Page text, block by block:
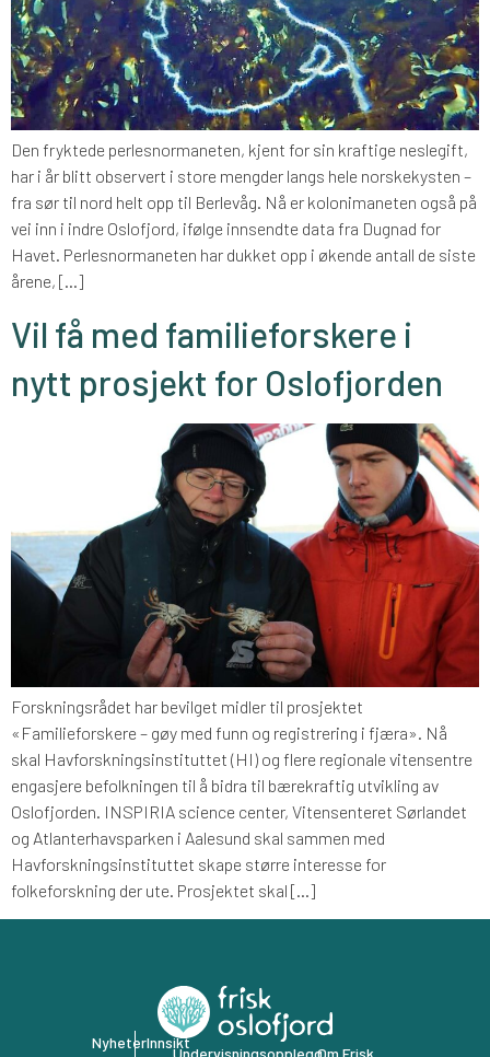
Den fryktede perlesnormaneten, kjent for sin kraftige neslegift,
har i år blitt observert i store mengder langs hele norskekysten –
fra sør til nord helt opp til Berlevåg. Nå er kolonimaneten også på
vei inn i indre Oslofjord, ifølge innsendte data fra Dugnad for
Havet. Perlesnormaneten har dukket opp i økende antall de siste
årene, […]
Vil få med familieforskere i
nytt prosjekt for Oslofjorden
Forskningsrådet har bevilget midler til prosjektet
«Familieforskere – gøy med funn og registrering i fjæra». Nå
skal Havforskningsinstituttet (HI) og flere regionale vitensentre
engasjere befolkningen til å bidra til bærekraftig utvikling av
Oslofjorden. INSPIRIA science center, Vitensenteret Sørlandet
og Atlanterhavsparken i Aalesund skal sammen med
Havforskningsinstituttet skape større interesse for
folkeforskning der ute. Prosjektet skal […]
NyheterInnsikt
UndervisningsoppleggOm Frisk